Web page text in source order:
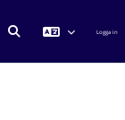
VÄXLA Logga in